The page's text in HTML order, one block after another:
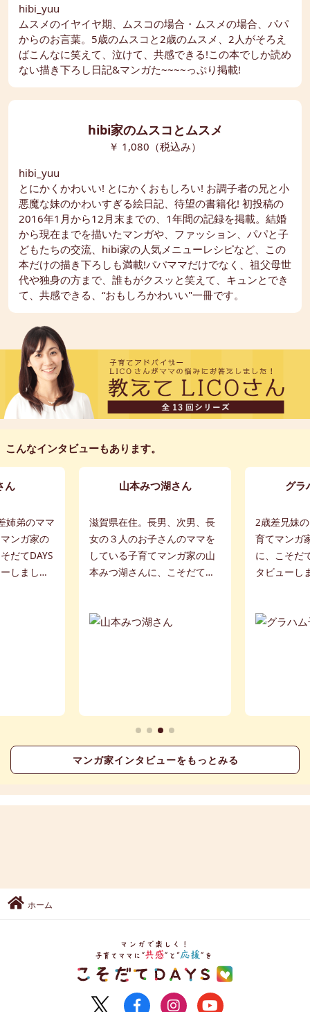
hibi_yuu
ムスメのイヤイヤ期、ムスコの場合・ムスメの場合、パパ
からのお言葉。5歳のムスコと2歳のムスメ、2人がそろえ
ばこんなに笑えて、泣けて、共感できる!この本でしか読め
ない描き下ろし日記&マンガた~~~~っぷり掲載!
hibi家のムスコとムスメ
￥ 1,080（税込み）
hibi_yuu
とにかくかわいい! とにかくおもしろい! お調子者の兄と小
悪魔な妹のかわいすぎる絵日記、待望の書籍化! 初投稿の
2016年1月から12月末までの、1年間の記録を掲載。結婚
から現在までを描いたマンガや、ファッション、パパと子
どもたちの交流、hibi家の人気メニューレシピなど、この
本だけの描き下ろしも満載!パパママだけでなく、祖父母世
代や独身の方まで、誰もがクスッと笑えて、キュンとでき
て、共感できる、“おもしろかわいい"一冊です。
こんなインタビューもあります。
ん
姉弟のママ
ンガ家の
だてDAYS
しまし
山本みつ湖さん
滋賀県在住。長男、次男、長
女の３人のお子さんのママを
している子育てマンガ家の山
本みつ湖さんに、こそだて
グラ
2歳差兄妹
育てマンガ
に、こそだ
タビューし
マンガ家インタビューをもっとみる
ホーム